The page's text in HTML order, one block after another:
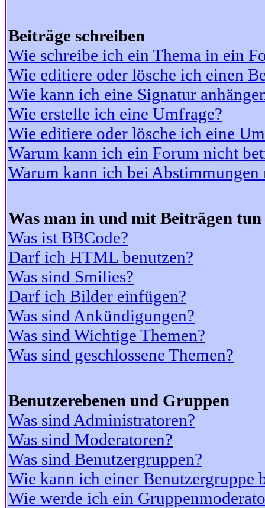
Beiträge schreiben
Wie schreibe ich ein Thema in ein
Wie editiere oder lösche ich einen
Wie kann ich eine Signatur
Wie erstelle ich eine Umfrage?
Wie editiere oder lösche ich eine
Warum kann ich ein Forum nicht
Warum kann ich bei
Was man in und mit Beiträgen
Was ist BBCode?
Darf ich HTML benutzen?
Was sind Smilies?
Darf ich Bilder einfügen?
Was sind Ankündigungen?
Was sind Wichtige Themen?
Was sind geschlossene Themen?
Benutzerebenen und Gruppen
Was sind Administratoren?
Was sind Moderatoren?
Was sind Benutzergruppen?
Wie kann ich einer Benutzergruppe
Wie werde ich ein